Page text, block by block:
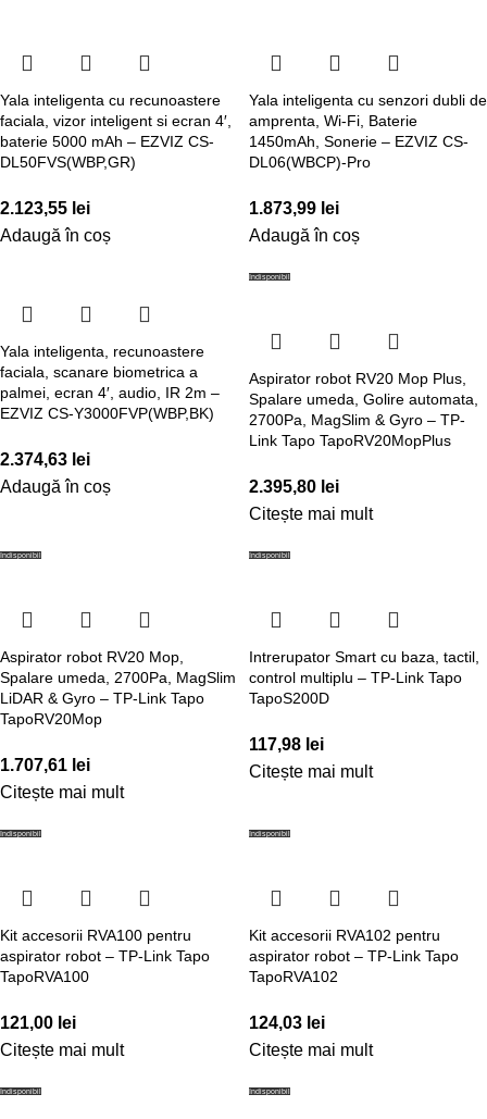
Yala inteligenta cu recunoastere
faciala, vizor inteligent si ecran 4′,
baterie 5000 mAh – EZVIZ CS-
DL50FVS(WBP,GR)
2.123,55 lei
Adaugă în coș
Yala inteligenta cu senzori dubli de
amprenta, Wi-Fi, Baterie
1450mAh, Sonerie – EZVIZ CS-
DL06(WBCP)-Pro
1.873,99 lei
Adaugă în coș
Yala inteligenta, recunoastere
faciala, scanare biometrica a
palmei, ecran 4′, audio, IR 2m –
EZVIZ CS-Y3000FVP(WBP,BK)
2.374,63 lei
Adaugă în coș
Indisponibil
Aspirator robot RV20 Mop Plus,
Spalare umeda, Golire automata,
2700Pa, MagSlim & Gyro – TP-
Link Tapo TapoRV20MopPlus
2.395,80 lei
Citește mai mult
Indisponibil
Aspirator robot RV20 Mop,
Spalare umeda, 2700Pa, MagSlim
LiDAR & Gyro – TP-Link Tapo
TapoRV20Mop
1.707,61 lei
Citește mai mult
Indisponibil
Intrerupator Smart cu baza, tactil,
control multiplu – TP-Link Tapo
TapoS200D
117,98 lei
Citește mai mult
Indisponibil
Kit accesorii RVA100 pentru
aspirator robot – TP-Link Tapo
TapoRVA100
121,00 lei
Citește mai mult
Indisponibil
Kit accesorii RVA102 pentru
aspirator robot – TP-Link Tapo
TapoRVA102
124,03 lei
Citește mai mult
Indisponibil Indisponibil